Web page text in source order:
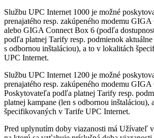
Službu UPC Internet 1000 je možné
prenajatého resp. zakúpeného modemu
alebo GIGA Connect Box 6 (podľa
podľa platnej Tarify resp. podmienok aktuálne
s odbornou inštaláciou), a to v lokalitách
UPC Internet.
Službu UPC Internet 1200 je možné
prenajatého resp. zakúpeného modemu
Poskytovateľa podľa platnej Tarify resp.
platnej kampane (len s odbornou inštaláciou),
špecifikovaných v Tarife UPC Internet.
Pred uplynutím doby viazanosti má Užívateľ